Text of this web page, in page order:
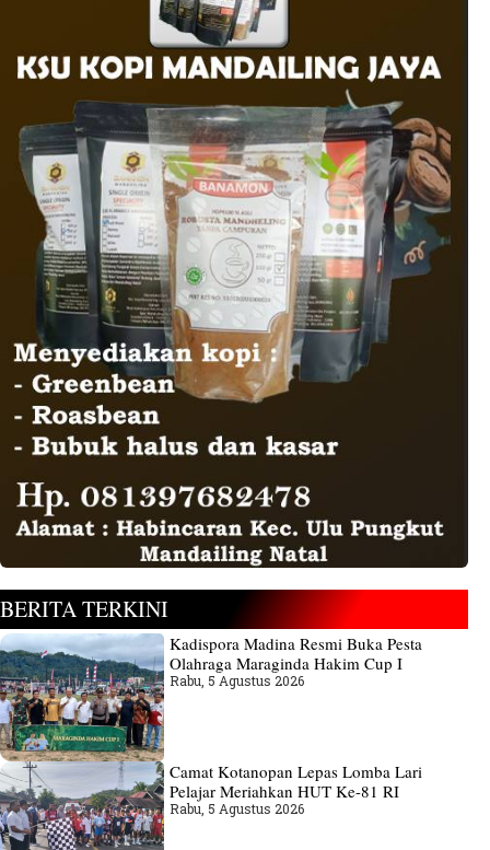
BERITA TERKINI
Kadispora Madina Resmi Buka Pesta
Olahraga Maraginda Hakim Cup I
Rabu, 5 Agustus 2026
Camat Kotanopan Lepas Lomba Lari
Pelajar Meriahkan HUT Ke-81 RI
Rabu, 5 Agustus 2026